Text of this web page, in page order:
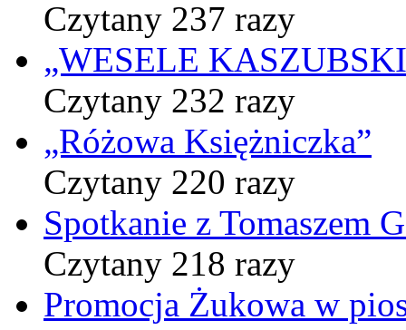
Czytany 237 razy
„WESELE
Czytany 232 razy
„Różowa Księżniczka”
Czytany 220 razy
Spotkanie z Tomaszem
Czytany 218 razy
Promocja Żukowa w